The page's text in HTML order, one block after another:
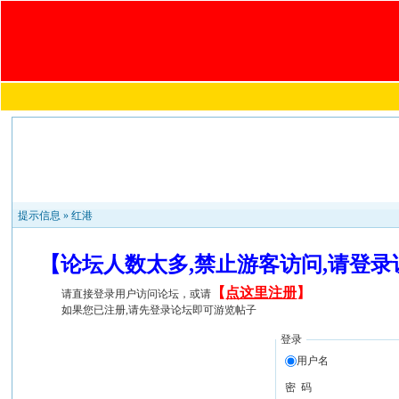
提示信息 »红港
【论坛人数太多,禁止游客访问,请登
请直接登录用户访问论坛，或请 【 点这里注册】
如果您已注册,请先登录论坛即可游览帖子
登录
用户名
密 码